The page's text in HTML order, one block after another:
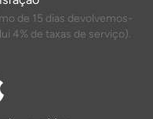
de 15 dias devolvemos-
4% de taxas de serviço).